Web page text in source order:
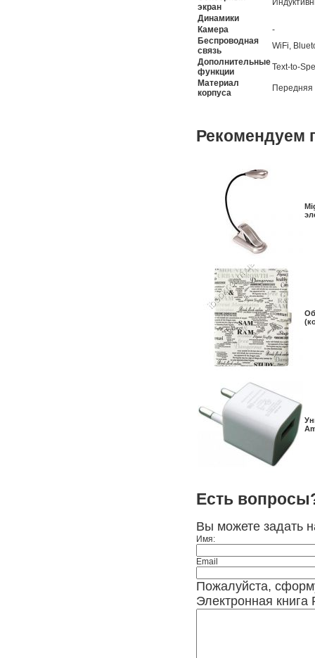
экран
Динамики
Камера
-
Беспроводная
связь
WiFi,
Дополнительные
функции
Text-to-
Материал
корпуса
Передняя
Рекомендуем
Есть
Вы можете задать
Имя:
Email
Пожалуйста,
Электронная книга